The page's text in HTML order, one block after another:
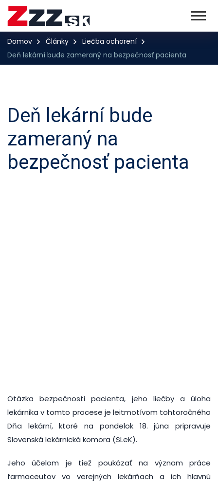
Domov Články
Liečba ochorení
Deň lekární bude zameraný na bezpečnosť pacienta
Deň lekární bude
zameraný na
bezpečnosť pacienta
Otázka bezpečnosti pacienta, jeho liečby a úloha
lekárnika v tomto procese je leitmotívom tohtoročného
Dňa lekární, ktoré na pondelok 18. júna pripravuje
Slovenská lekárnická komora (SLeK).
Jeho účelom je tiež poukázať na význam práce
farmaceutov vo verejných lekárňach a ich hlavnú